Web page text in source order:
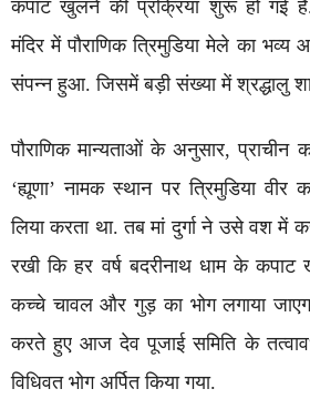
कपाट खुलने की प्रक्रिया शुरू हो गई
मंदिर में पौराणिक त्रिमुडिया मेले का भव्य
संपन्न हुआ. जिसमें बड़ी संख्या में श्रद्धालु
पौराणिक मान्यताओं के अनुसार, प्राचीन
‘ह्यूणा’ नामक स्थान पर त्रिमुडिया
लिया करता था. तब मां दुर्गा ने उसे वश में
रखी कि हर वर्ष बदरीनाथ धाम के
कच्चे चावल और गुड़ का भोग लगाया
करते हुए आज देव पूजाई समिति के
विधिवत भोग अर्पित किया गया.